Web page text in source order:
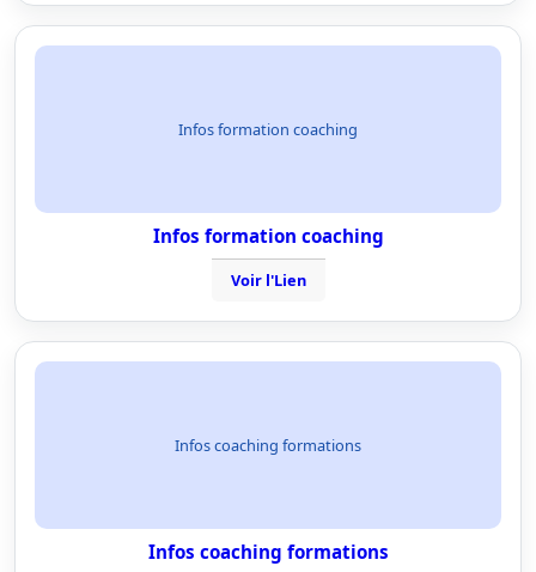
Infos formation coaching
Infos formation coaching
Voir l'Lien
Infos coaching formations
Infos coaching formations